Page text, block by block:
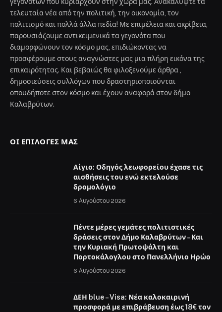
γεγονότων που κυριαρχούν στην χώρα μας. Ανακαλύψτε τα
τελευταία νέα από την πολιτική, την οικονομία, τον
πολιτισμό και πολλά άλλα πεδία! Με επιμέλεια και ακρίβεια,
παρουσιάζουμε αντικειμενικά τα γεγονότα που
διαμορφώνουν τον κόσμο μας, επιδιώκοντας να
προσφέρουμε στους αναγνώστες μας μια πλήρη εικόνα της
επικαιρότητας. Και βεβαιώς θα φιλοξενούμε άρθρα ,
δημοσιεύσεις συλλόγων που δραστηριοποιούνται
οπουδήποτε στον κόσμο και έχουν αναφορά στον δήμο
Καλαβρύτων.
ΟΙ ΕΠΙΛΟΓΈΣ ΜΑΣ
Αίγιο: Οδηγός λεωφορείου έχασε τις
αισθήσεις του ενώ εκτελούσε
δρομολόγιο
6 Αυγούστου 2026
Πέντε μέρες γεμάτες πολιτιστικές
δράσεις στον Δήμο Καλαβρύτων – Και
την Κυριακή Πρωτοψάλτη και
Πορτοκάλογλου στο Πανελλήνιο Ηρώο
6 Αυγούστου 2026
ΔΕΗ blue – Visa: Νέα καλοκαιρινή
προσφορά με επιβράβευση έως 18€ τον